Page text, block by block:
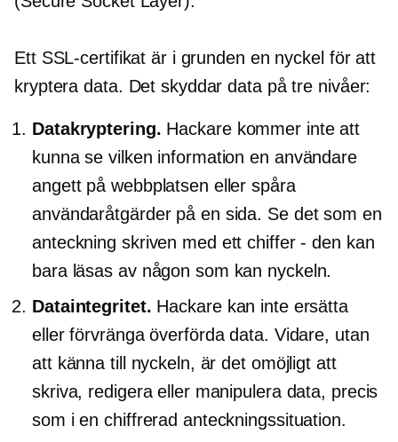
Ett SSL-certifikat är i grunden en nyckel för att
kryptera data. Det skyddar data på tre nivåer:
Datakryptering. Hackare kommer inte att
kunna se vilken information en användare
angett på webbplatsen eller spåra
användaråtgärder på en sida. Se det som en
anteckning skriven med ett chiffer - den kan
bara läsas av någon som kan nyckeln.
Dataintegritet. Hackare kan inte ersätta
eller förvränga överförda data. Vidare, utan
att känna till nyckeln, är det omöjligt att
skriva, redigera eller manipulera data, precis
som i en chiffrerad anteckningssituation.